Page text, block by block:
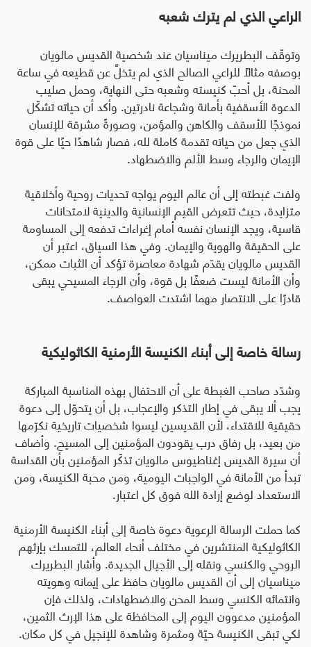
الراعي الذي لم يترك شعبه
وتوقّف البطريرك ميناسيان عند شخصية القديس مالويان
بوصفه مثالًا للراعي الصالح الذي لم يتخلَّ عن قطيعه في ساعة
المحنة، بل أحبّ كنيسته وشعبه حتى النهاية، وحمل صليب
الدعوة الأسقفية بأمانة وشجاعة نادرتين. وأكد أن حياته تشكّل
نموذجًا للأسقف والكاهن والمؤمن، وصورةً مشرقة للإنسان
الذي جعل من حياته تقدمة كاملة لله، فصار شاهدًا حيًا على قوة
الإيمان والرجاء وسط الألم والاضطهاد.
ولفت غبطته إلى أن عالم اليوم يواجه تحديات روحية وأخلاقية
متزايدة، حيث تتعرض القيم الإنسانية والدينية لامتحانات
قاسية، ويجد الإنسان نفسه أمام إغراءات تدفعه إلى المساومة
على الحقيقة والهوية والإيمان. وفي هذا السياق، اعتبر أن
القديس مالويان يقدّم شهادة معاصرة تؤكد أن الثبات ممكن،
وأن الأمانة ليست ضعفًا بل قوة، وأن الرجاء المسيحي يبقى
قادرًا على الانتصار مهما اشتدت العواصف.
رسالة خاصة إلى أبناء الكنيسة الأرمنية الكاثوليكية
وشدّد صاحب الغبطة على أن الاحتفال بهذه المناسبة المباركة
يجب ألا يبقى في إطار التذكر والإعجاب، بل أن يتحوّل إلى دعوة
حقيقية للاقتداء، لأن القديسين ليسوا شخصيات تاريخية نكرّمها
من بعيد، بل رفاق درب يقودون المؤمنين إلى المسيح. وأضاف
أن سيرة القديس إغناطيوس مالويان تذكّر المؤمنين بأن القداسة
تبدأ من الأمانة في الواجبات اليومية، ومن محبة الكنيسة، ومن
الاستعداد لوضع إرادة الله فوق كل اعتبار.
كما حملت الرسالة الرعوية دعوة خاصة إلى أبناء الكنيسة الأرمنية
الكاثوليكية المنتشرين في مختلف أنحاء العالم، للتمسك بإرثهم
الروحي والكنسي ونقله إلى الأجيال الجديدة. وأشار البطريرك
ميناسيان إلى أن القديس مالويان حافظ على إيمانه وهويته
وانتمائه الكنسي وسط المحن والاضطهادات، ولذلك فإن
المؤمنين مدعوون اليوم إلى المحافظة على هذا الإرث الثمين،
لكي تبقى الكنيسة حيّة ومثمرة وشاهدة للإنجيل في كل مكان.